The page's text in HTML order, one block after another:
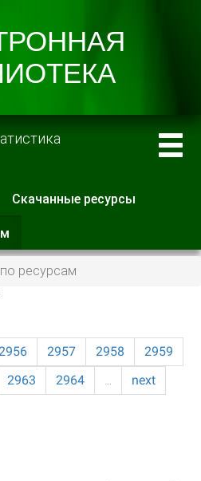
Скачанные ресурсы
вкладка)
ресурсам
2957 2958
2959
2963 2964 …
next